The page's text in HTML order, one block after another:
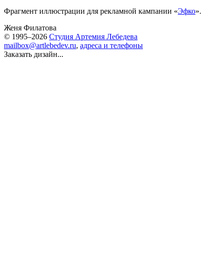
Фрагмент иллюстрации для рекламной кампании «Эфко».
Женя Филатова
© 1995–2026 Студия Артемия Лебедева
mailbox@artlebedev.ru, адреса и телефоны
Заказать дизайн...